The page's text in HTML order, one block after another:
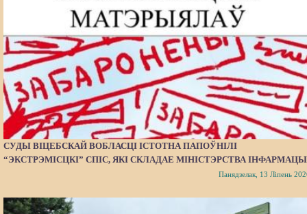
СУДЫ ВІЦЕБСКАЙ ВОБЛАСЦІ ІСТОТНА ПАПОЎНІЛІ
“ЭКСТРЭМІСЦКІ” СПІС, ЯКІ СКЛАДАЕ МІНІСТЭРСТВА
Панядзелак, 13 Ліпень